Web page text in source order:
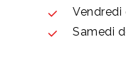
Vendredi
Samedi